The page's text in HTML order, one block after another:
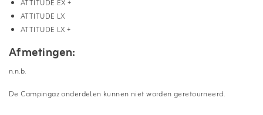
ATTITUDE EX +
ATTITUDE LX
ATTITUDE LX +
Afmetingen:
n.n.b.
De Campingaz onderdelen kunnen niet worden geretourneerd.